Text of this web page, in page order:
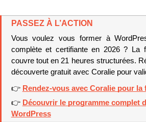
PASSEZ À L’ACTION
Vous voulez vous former à
complète et certifiante en 2026 ? La
couvre tout en 21 heures structurées.
découverte gratuit avec Coralie pour
👉 Rendez-vous avec Coralie pour
👉 Découvrir le programme complet
WordPress